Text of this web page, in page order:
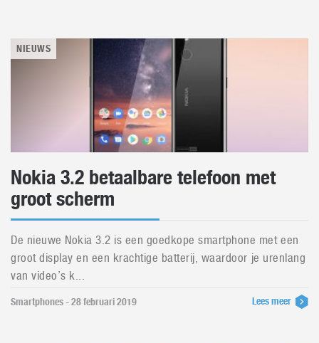
NIEUWS
Nokia 3.2 betaalbare telefoon met
groot scherm
De nieuwe Nokia 3.2 is een goedkope smartphone met een
groot display en een krachtige batterij, waardoor je urenlang
van video’s k...
Smartphones - 28 februari 2019 Lees meer